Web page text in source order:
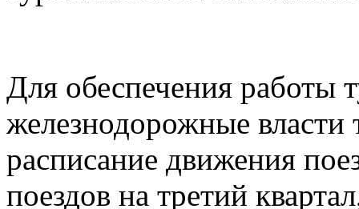
Для обеспечения работы
железнодорожные власти
расписание движения
поездов на третий